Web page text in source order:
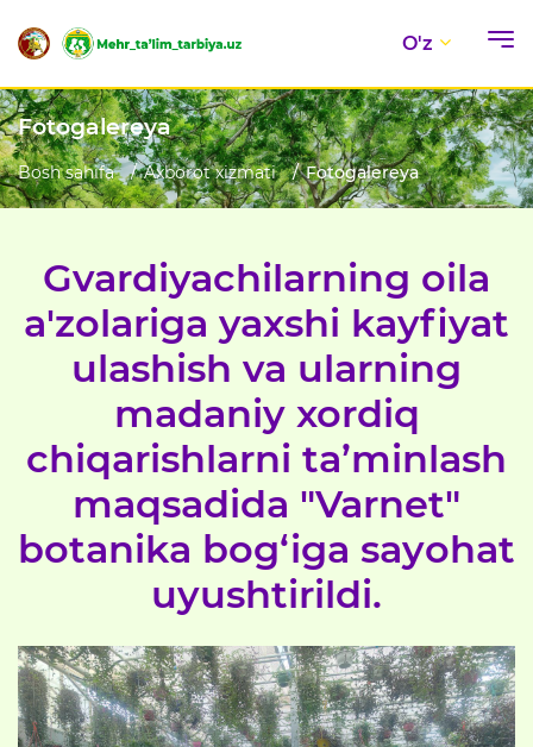
O'z
Fotogalereya
Bosh sahifa Axborot xizmati Fotogalereya
Gvardiyachilarning oila
a'zolariga yaxshi kayfiyat
ulashish va ularning
madaniy xordiq
chiqarishlarni ta’minlash
maqsadida "Varnet"
botanika bog‘iga sayohat
uyushtirildi.